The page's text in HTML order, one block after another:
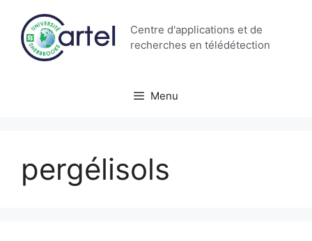
contenu
Centre d'applications et de
recherches en télédétection
Menu
pergélisols